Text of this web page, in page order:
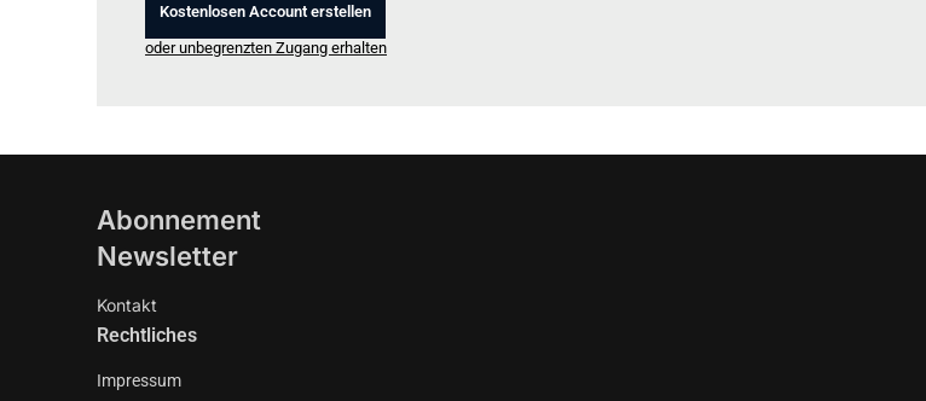
Kostenlosen Account erstellen
oder unbegrenzten Zugang erhalten
Abonnement
Newsletter
Kontakt
Rechtliches
Impressum